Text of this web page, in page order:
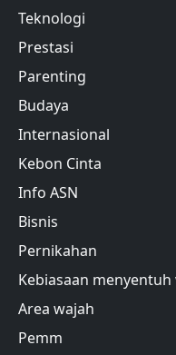
Teknologi
Prestasi
Parenting
Budaya
Internasional
Kebon Cinta
Info ASN
Bisnis
Pernikahan
Kebiasaan menyentuh
Area wajah
Pemm